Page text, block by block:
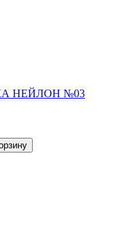
НЕЙЛОН №03